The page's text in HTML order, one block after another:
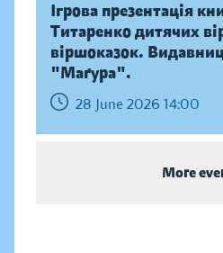
Ігрова презентація
Титаренко дитячих
віршоказок.
"Маґура".
28 June 2026 14:00
More